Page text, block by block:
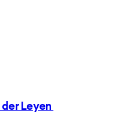
Leyen